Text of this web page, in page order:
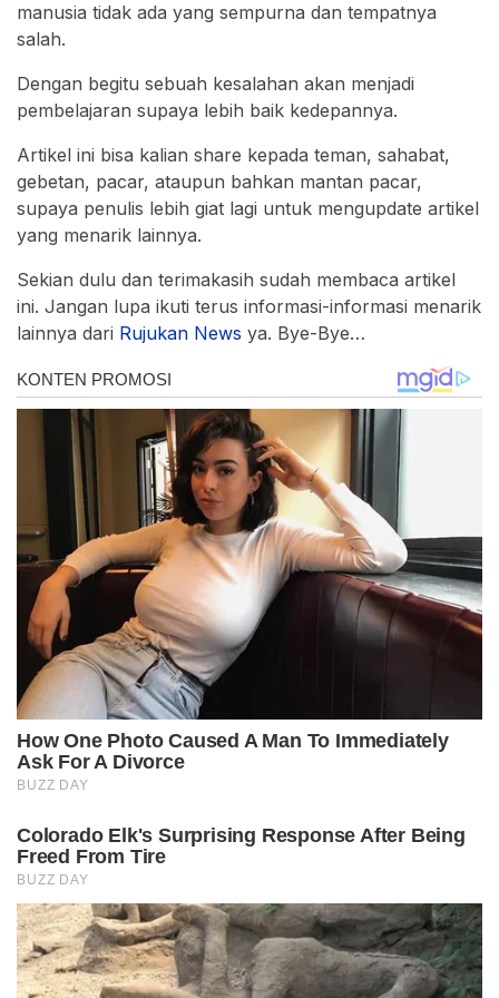
manusia tidak ada yang sempurna dan tempatnya
salah.
Dengan begitu sebuah kesalahan akan menjadi
pembelajaran supaya lebih baik kedepannya.
Artikel ini bisa kalian share kepada teman, sahabat,
gebetan, pacar, ataupun bahkan mantan pacar,
supaya penulis lebih giat lagi untuk mengupdate artikel
yang menarik lainnya.
Sekian dulu dan terimakasih sudah membaca artikel
ini. Jangan lupa ikuti terus informasi-informasi menarik
lainnya dari Rujukan News ya. Bye-Bye…